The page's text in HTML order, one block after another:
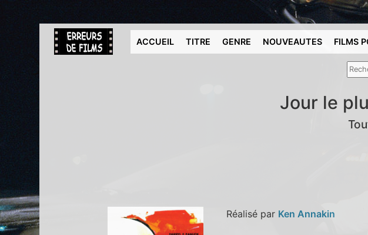
ACCUEIL TITRE GENRE NOUVEAUTES FILMS
Jour le
Réalisé par Ken Annakin